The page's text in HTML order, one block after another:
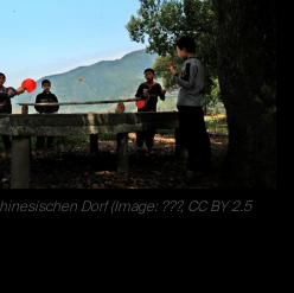
Dorf (Image: ???, CC BY 2.5